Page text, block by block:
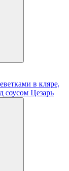
в кляре,
соусом Цезарь